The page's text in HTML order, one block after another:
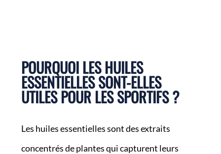
POURQUOI LES HUILES
ESSENTIELLES SONT-ELLES
UTILES POUR LES SPORTIFS ?
Les huiles essentielles sont des extraits
concentrés de plantes qui capturent leurs